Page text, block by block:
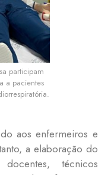
participam
a pacientes
aos enfermeiros e
a elaboração do
técnicos